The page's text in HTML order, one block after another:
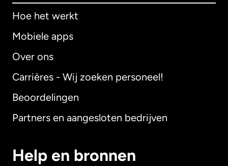
Hoe het werkt
Mobiele apps
Over ons
Carrières - Wij zoeken personeel!
Beoordelingen
Partners en aangesloten bedrijven
Help en bronnen